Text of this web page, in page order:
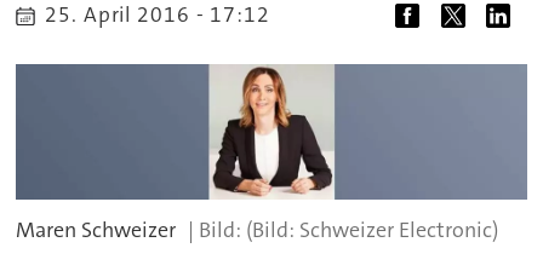
25. April 2016 - 17:12
Maren Schweizer (Bild: Schweizer Electronic)